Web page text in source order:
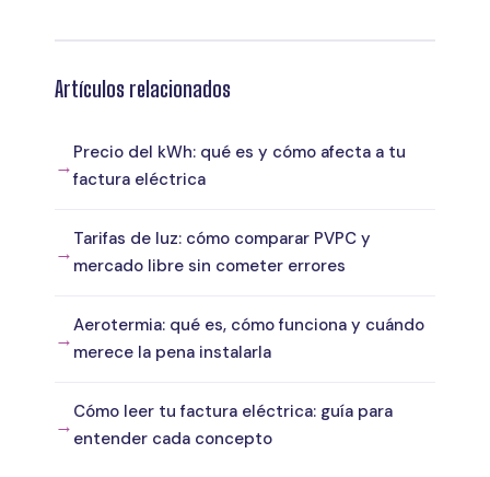
Artículos relacionados
Precio del kWh: qué es y cómo afecta a tu
factura eléctrica
Tarifas de luz: cómo comparar PVPC y
mercado libre sin cometer errores
Aerotermia: qué es, cómo funciona y cuándo
merece la pena instalarla
Cómo leer tu factura eléctrica: guía para
entender cada concepto